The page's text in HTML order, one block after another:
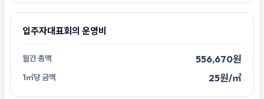
입주자대표회의 운영비
556,670원
25원/㎡